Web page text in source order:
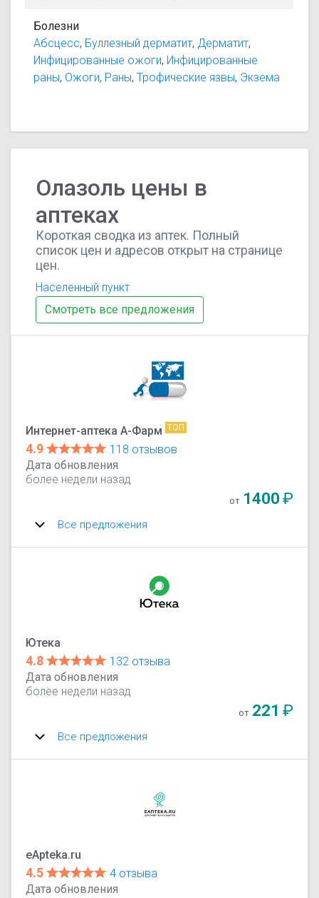
Болезни
Абсцесс, Буллезный дерматит, Дерматит,
Инфицированные ожоги, Инфицированные
раны, Ожоги, Раны,Трофические язвы, Экзема
Олазоль цены в
аптеках
Короткая сводка из аптек. Полный
список цен и адресов открыт на странице
цен.
Населенный пункт
Смотреть все предложения
Интернет-аптека А-Фарм ТОП
4.9
118 отзывов
Дата обновления
более недели назад
от 1400₽
Все предложения
Ютека
4.8
132 отзыва
Дата обновления
более недели назад
от 221 ₽
Все предложения
eApteka.ru
4.5
4 отзыва
Дата обновления